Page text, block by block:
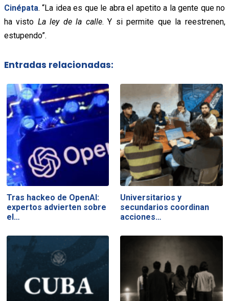
Cinépata. “La idea es que le abra el apetito a la gente que no
ha visto La ley de la calle. Y si permite que la reestrenen,
estupendo”.
Entradas relacionadas:
Tras hackeo de OpenAI:
expertos advierten sobre
el…
Universitarios y
secundarios coordinan
acciones…